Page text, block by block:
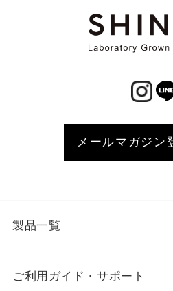
メールマガジン
製品一覧
ご利用ガイド・サポート